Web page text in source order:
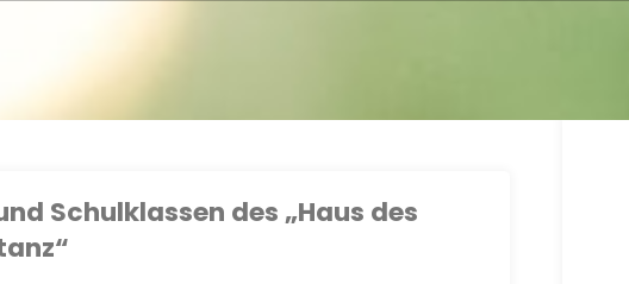
Schulklassen des „Haus des